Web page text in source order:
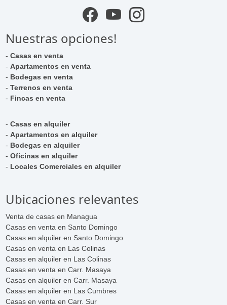
Nuestras opciones!
-Casas en venta
-Apartamentos en venta
- Bodegas en venta
-Terrenos en venta
- Fincas en venta
-Casas en alquiler
-Apartamentos en alquiler
- Bodegas en alquiler
-Oficinas en alquiler
- Locales Comerciales en alquiler
Ubicaciones relevantes
Venta de casas en Managua
Casas en venta en Santo Domingo
Casas en alquiler en Santo Domingo
Casas en venta en Las Colinas
Casas en alquiler en Las Colinas
Casas en venta en Carr. Masaya
Casas en alquiler en Carr. Masaya
Casas en alquiler en Las Cumbres
Casas en venta en Carr. Sur